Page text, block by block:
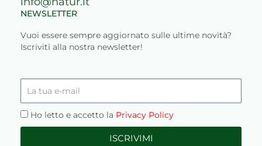
NEWSLETTER
Vuoi essere sempre aggiornato sulle ultime novità?
Iscriviti alla nostra newsletter!
tua
mail
Privacy
Ho letto e accetto la Privacy Policy
ISCRIVIMI